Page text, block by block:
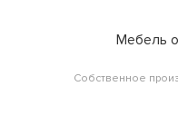
Мебель
Собственное